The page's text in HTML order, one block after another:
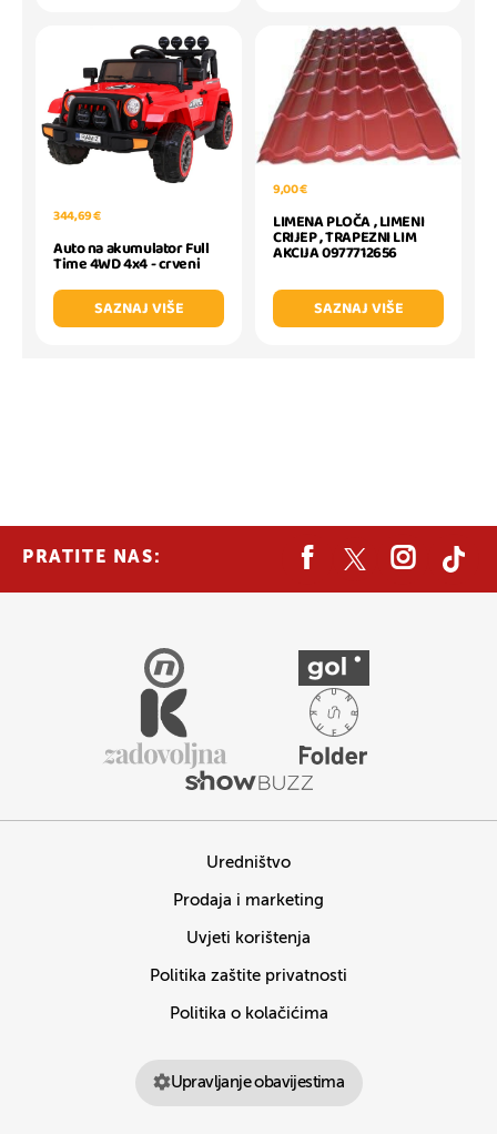
344,69 €
Auto na akumulator Full
Time 4WD 4x4 - crveni
SAZNAJ VIŠE
9,00 €
LIMENA PLOČA , LIMENI
CRIJEP , TRAPEZNI LIM
AKCIJA 0977712656
SAZNAJ VIŠE
PRATITE NAS:
Uredništvo
Prodaja i marketing
Uvjeti korištenja
Politika zaštite privatnosti
Politika o kolačićima
Upravljanje obavijestima